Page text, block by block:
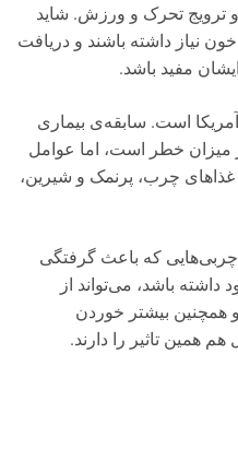
ترویج تحرک و ورزش. شاید
نیاز داشته باشند و دریافت
مفید باشد.
است. سابقه‌ی بیماری
میزان خطر است، اما عوامل
غذاهای چرب، پرنمک و شیرین،
چربی‌هایی که باعث گرفتگی
باشد، می‌تواند از
همچنین بیشتر خوردن
همین تاثیر را دارند.